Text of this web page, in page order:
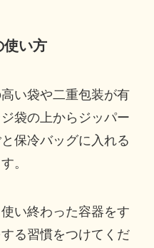
使い方
い袋や二重包装が有
袋の上からジッパー
保冷バッグに入れる
。
い終わった容器をす
る習慣をつけてくだ